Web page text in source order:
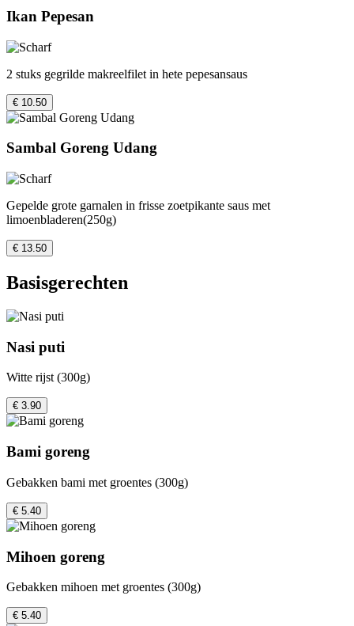
Ikan Pepesan
2 stuks gegrilde makreelfilet in hete pepesansaus
€ 10.50
Sambal Goreng Udang
Gepelde grote garnalen in frisse zoetpikante saus met
limoenbladeren(250g)
€ 13.50
Basisgerechten
Nasi puti
Witte rijst (300g)
€ 3.90
Bami goreng
Gebakken bami met groentes (300g)
€ 5.40
Mihoen goreng
Gebakken mihoen met groentes (300g)
€ 5.40